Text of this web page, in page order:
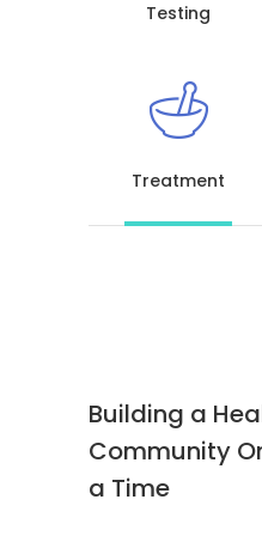
Testing
Treatment
Building a
Community
a Time